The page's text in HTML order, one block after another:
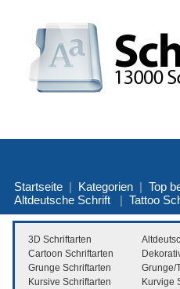
Startseite | Kategorien | Top
Altdeutsche Schrift | Tattoo
3D Schriftarten
Cartoon Schriftarten
Grunge Schriftarten
Grunge/
Kursive Schriftarten
Kurvige